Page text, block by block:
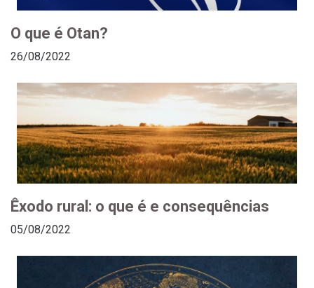
O que é Otan?
26/08/2022
Êxodo rural: o que é e consequências
05/08/2022